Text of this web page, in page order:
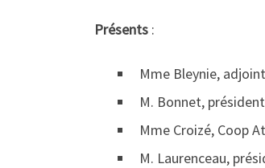
Présents :
Mme Bleynie,
M. Bonnet,
Mme Croizé, Coop
M. Laurenceau,